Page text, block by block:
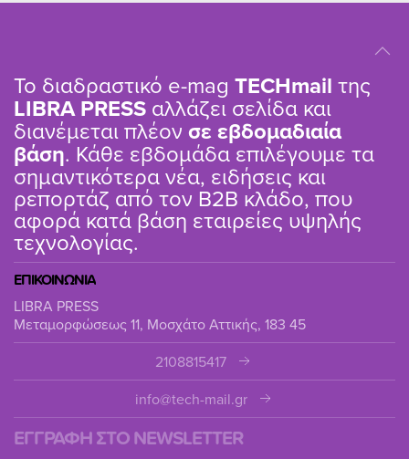
Το διαδραστικό e-mag TΕCHmail της
LIBRA PRESS αλλάζει σελίδα και
διανέμεται πλέον σε εβδομαδιαία
βάση. Κάθε εβδομάδα επιλέγουμε τα
σημαντικότερα νέα, ειδήσεις και
ρεπορτάζ από τον B2B κλάδο, που
αφορά κατά βάση εταιρείες υψηλής
τεχνολογίας.
ΕΠΙΚΟΙΝΩΝΙΑ
LIBRA PRESS
Μεταμορφώσεως 11, Μοσχάτο Αττικής, 183 45
2108815417
info@tech-mail.gr
ΕΓΓΡΑΦΗ ΣΤΟ NEWSLETTER